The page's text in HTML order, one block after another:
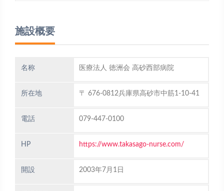
施設概要
名称 医療法人 徳洲会 高砂西部病院
所在地 〒 676-0812兵庫県高砂市中筋1-10-41
電話 079-447-0100
HP https://www.takasago-nurse.com/
開設 2003年7月1日